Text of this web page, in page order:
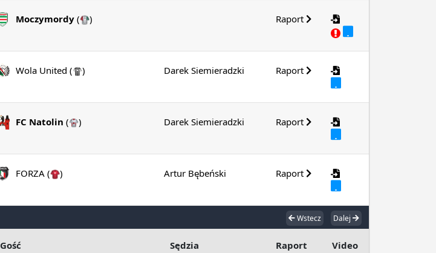
Moczymordy ( ) Raport
Wola United( ) Darek Siemieradzki Raport
FC Natolin ( ) Darek Siemieradzki Raport
FORZA( ) Artur Bębeński Raport
Wstecz Dalej
Gość Sędzia Raport Video